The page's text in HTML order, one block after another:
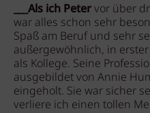
___Als ich Petervor über
war alles schon sehr
Spaß am Beruf und sehr
außergewöhnlich, in
als Kollege. Seine
ausgebildet von Annie
eingeholt. Sie war sicher
verliere ich einen tollen